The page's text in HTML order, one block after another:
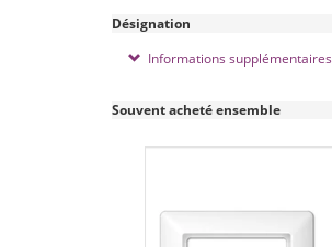
Désignation
Informations supplémentaires
Souvent acheté ensemble